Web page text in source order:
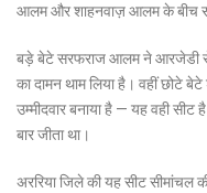
आलम और शाहनवाज़ आलम के बीच
बड़े बेटे सरफराज आलम ने आरजेडी से
का दामन थाम लिया है। वहीं छोटे
उम्मीदवार बनाया है — यह वही
बार जीता था।
अररिया जिले की यह सीट सीमांचल